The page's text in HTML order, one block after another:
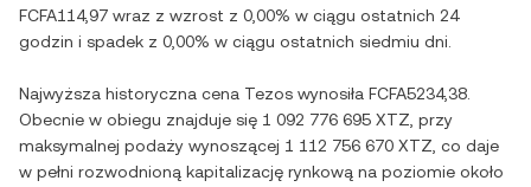
FCFA114,97 wraz z wzrost z 0,00% w ciągu ostatnich 24
godzin i spadek z 0,00% w ciągu ostatnich siedmiu dni.
Najwyższa historyczna cena Tezos wynosiła FCFA5234,38
Obecnie w obiegu znajduje się 1 092 776 695 XTZ , przy
maksymalnej podaży wynoszącej 1 112 756 670 XTZ , co daje
w pełni rozwodnioną kapitalizację rynkową na poziomie około